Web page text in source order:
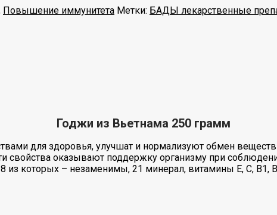
Повышение иммунитета Метки: БАДЫ лекарственные
Годжи из Вьетнама 250 грамм
для здоровья, улучшат и нормализуют обмен
свойства оказывают поддержку организму при
из которых – незаменимы, 21 минерал, витамины Е, С, В1,